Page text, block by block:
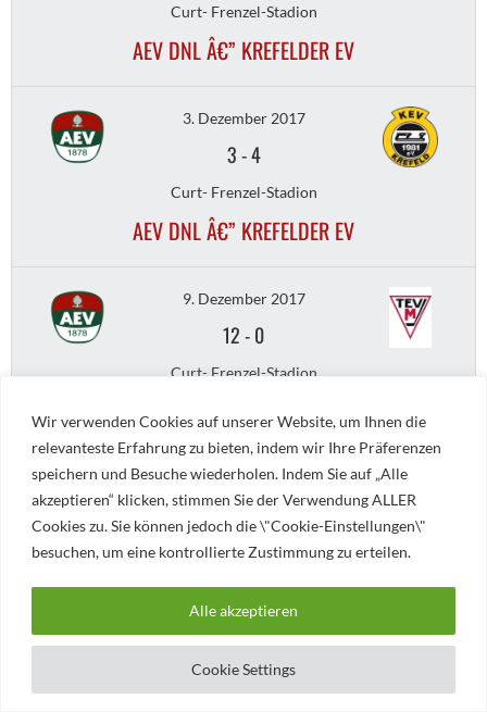
Wir verwenden Cookies auf unserer Website, um Ihnen die
relevanteste Erfahrung zu bieten, indem wir Ihre Präferenzen
speichern und Besuche wiederholen. Indem Sie auf „Alle
akzeptieren“ klicken, stimmen Sie der Verwendung ALLER
Cookies zu. Sie können jedoch die \"Cookie-Einstellungen\"
besuchen, um eine kontrollierte Zustimmung zu erteilen.
Cookie Settings
Alle akzeptieren
Curt- Frenzel-Stadion
AEV DNL Â€” KREFELDER EV
3. Dezember 2017
3-4
Curt- Frenzel-Stadion
AEV DNL Â€” KREFELDER EV
9. Dezember 2017
12-0
Curt- Frenzel-Stadion
AUGSBURGER EV - TEV MIESBACH
9. Dezember 2017
1-13
Curt- Frenzel-Stadion
AEV DNL Â€” JUNGADLER MANNHEIM
4-7